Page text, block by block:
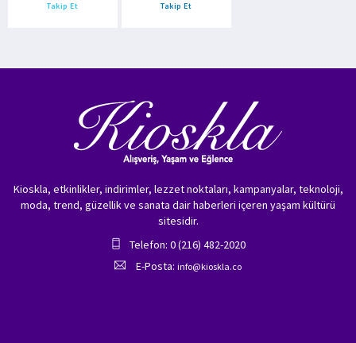
Takip Et Takip Et
Kioskla, etkinlikler, indirimler, lezzet noktaları, kampanyalar, teknoloji,
moda, trend, güzellik ve sanata dair haberleri içeren yaşam kültürü
sitesidir.
Telefon: 0 (216) 482-2020
E-Posta: info@kioskla.co